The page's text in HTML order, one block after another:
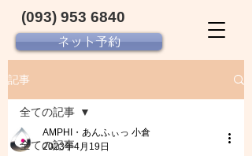
ネット予約
(093) 953 6840‬
記事
全ての記事
全ての記事
AMPHI・あんふぃっ 小倉
2023年4月19日